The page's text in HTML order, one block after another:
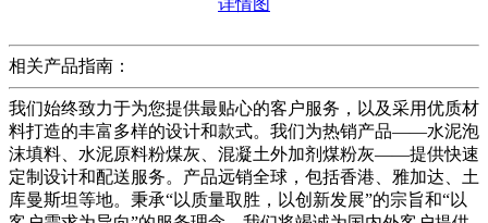
相关产品指南：
我们始终致力于为您提供最贴心的客户服务，以及采用优质材
料打造的丰富多样的设计和款式。我们为热销产品——水泥泡
沫填料、水泥原料粉煤灰、混凝土外加剂煤粉灰——提供快速
定制设计和配送服务。产品远销全球，包括香港、雅加达、土
库曼斯坦等地。秉承“以质量取胜，以创新发展”的宗旨和“以